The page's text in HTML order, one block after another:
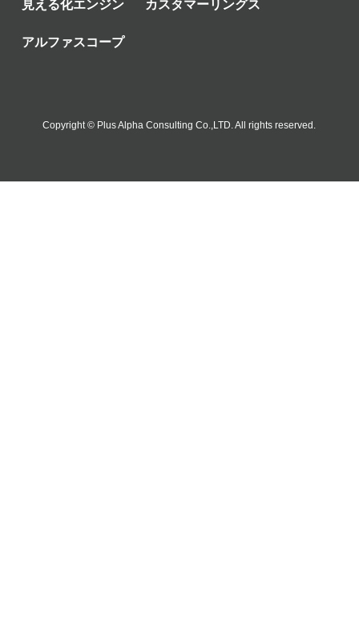
見える化エンジン カスタマーリングス
アルファスコープ
Copyright © Plus Alpha Consulting Co.,LTD. All rights reserved.